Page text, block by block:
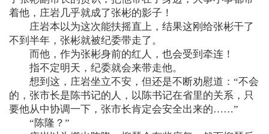
着他，庄岩几乎就成了张彬的影子！
庄岩本以为这次能扶摇直上，结果这刚给张彬干了
不到半年，张彬就被纪委带走了。
而他，作为张彬身前的红人，也会受到牵连！
指不定明天，纪委就会来带走他。
想到这，庄岩坐立不安，但还是不断劝慰道：“不会
的，张市长是陈书记的人，以陈书记在省里的关系，只
要他从中协调一下，张市长肯定会安全出来的……”
“陈隆？”